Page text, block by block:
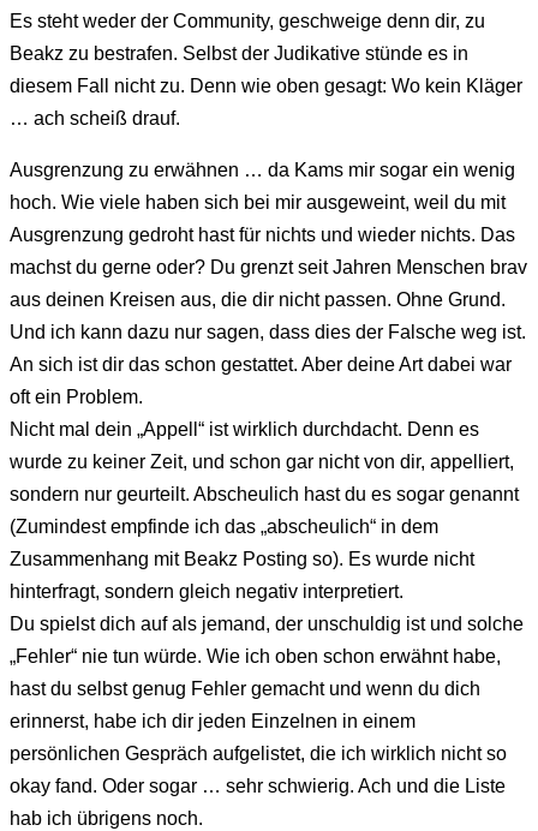
Es steht weder der Community, geschweige denn dir, zu
Beakz zu bestrafen. Selbst der Judikative stünde es in
diesem Fall nicht zu. Denn wie oben gesagt: Wo kein Kläger
… ach scheiß drauf.
Ausgrenzung zu erwähnen … da Kams mir sogar ein wenig
hoch. Wie viele haben sich bei mir ausgeweint, weil du mit
Ausgrenzung gedroht hast für nichts und wieder nichts. Das
machst du gerne oder? Du grenzt seit Jahren Menschen brav
aus deinen Kreisen aus, die dir nicht passen. Ohne Grund.
Und ich kann dazu nur sagen, dass dies der Falsche weg ist.
An sich ist dir das schon gestattet. Aber deine Art dabei war
oft ein Problem.
Nicht mal dein „Appell“ ist wirklich durchdacht. Denn es
wurde zu keiner Zeit, und schon gar nicht von dir, appelliert,
sondern nur geurteilt. Abscheulich hast du es sogar genannt
(Zumindest empfinde ich das „abscheulich“ in dem
Zusammenhang mit Beakz Posting so). Es wurde nicht
hinterfragt, sondern gleich negativ interpretiert.
Du spielst dich auf als jemand, der unschuldig ist und solche
„Fehler“ nie tun würde. Wie ich oben schon erwähnt habe,
hast du selbst genug Fehler gemacht und wenn du dich
erinnerst, habe ich dir jeden Einzelnen in einem
persönlichen Gespräch aufgelistet, die ich wirklich nicht so
okay fand. Oder sogar … sehr schwierig. Ach und die Liste
hab ich übrigens noch.